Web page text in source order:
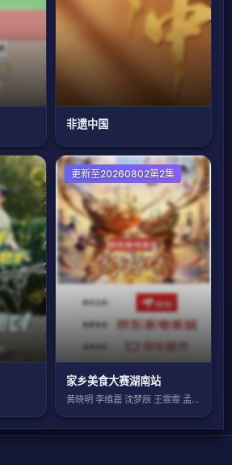
非遗中国
大陆综艺
更新至20260802第2集
家乡美食大赛湖南站
黄晓明 李维嘉 沈梦辰 王霏霏 孟佳 金